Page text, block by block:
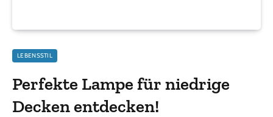
LEBENSSTIL
Perfekte Lampe für niedrige
Decken entdecken!